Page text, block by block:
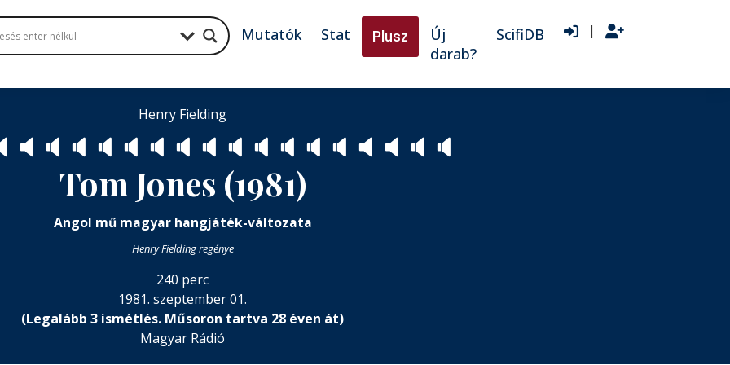
Mutatók Stat Plusz
Új
darab?
ScifiDB |
Henry Fielding
🔈 🔈 🔈 🔈 🔈 🔈 🔈 🔈 🔈 🔈 🔈 🔈 🔈 🔈 🔈 🔈 🔈
Tom Jones (1981)
Angol mű magyar hangjáték-változata
Henry Fielding regénye
240 perc
1981. szeptember 01.
(Legalább 3 ismétlés. Műsoron tartva 28 éven át)
Magyar Rádió